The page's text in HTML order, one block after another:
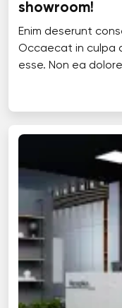
showroom!
Enim deserunt
Occaecat in culpa
esse. Non ea